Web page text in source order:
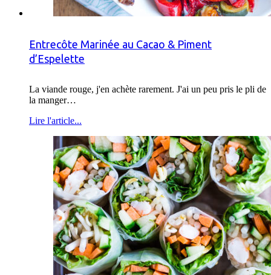
Entrecôte Marinée au Cacao & Piment
d’Espelette
La viande rouge, j'en achète rarement. J'ai un peu pris le pli de
la manger…
Lire l'article...